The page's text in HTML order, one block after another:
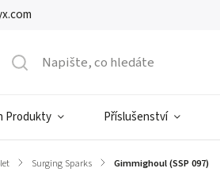
Produkty Příslušenství
/ Surging Sparks / Gimmighoul (SSP 097)